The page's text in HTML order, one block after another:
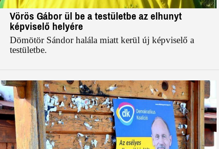
Vörös Gábor ül be a testületbe az elhunyt
képviselő helyére
Dömötör Sándor halála miatt kerül új képviselő a
testületbe.